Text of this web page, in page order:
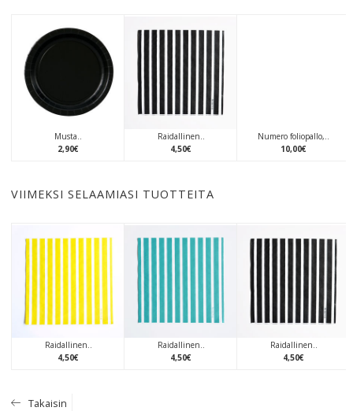
Musta..
2,90€
Raidallinen..
4,50€
Numero foliopallo,..
10,00€
VIIMEKSI SELAAMIASI TUOTTEITA
Raidallinen..
4,50€
Raidallinen..
4,50€
Raidallinen..
4,50€
Takaisin